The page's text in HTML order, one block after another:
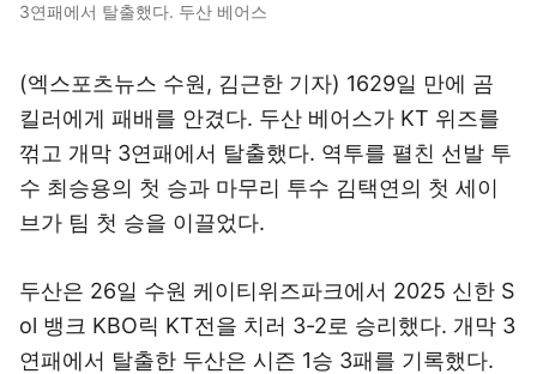
3연패에서 탈출했다. 두산 베어스
(엑스포츠뉴스 수원, 김근한 기자) 1629일 만에 곰
킬러에게 패배를 안겼다. 두산 베어스가 KT 위즈를
꺾고 개막 3연패에서 탈출했다. 역투를 펼친 선발 투
수 최승용의 첫 승과 마무리 투수 김택연의 첫 세이
브가 팀 첫 승을 이끌었다.
두산은 26일 수원 케이티위즈파크에서 2025 신한 S
ol 뱅크 KBO릭 KT전을 치러 3-2로 승리했다. 개막 3
연패에서 탈출한 두산은 시즌 1승 3패를 기록했다.